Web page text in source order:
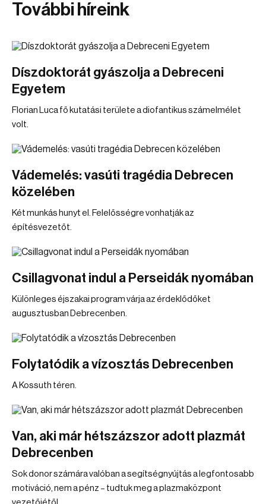
További híreink
Díszdoktorát gyászolja a Debreceni
Egyetem
Florian Luca fő kutatási területe a diofantikus számelmélet
volt.
Vádemelés: vasúti tragédia Debrecen
közelében
Két munkás hunyt el. Felelősségre vonhatják az
építésvezetőt.
Csillagvonat indul a Perseidák nyomában
Különleges éjszakai program várja az érdeklődőket
augusztusban Debrecenben.
Folytatódik a vízosztás Debrecenben
A Kossuth téren.
Van, aki már hétszázszor adott plazmát
Debrecenben
Sok donor számára valóban a segítségnyújtás a legfontosabb
motiváció, nem a pénz – tudtuk meg a plazmaközpont